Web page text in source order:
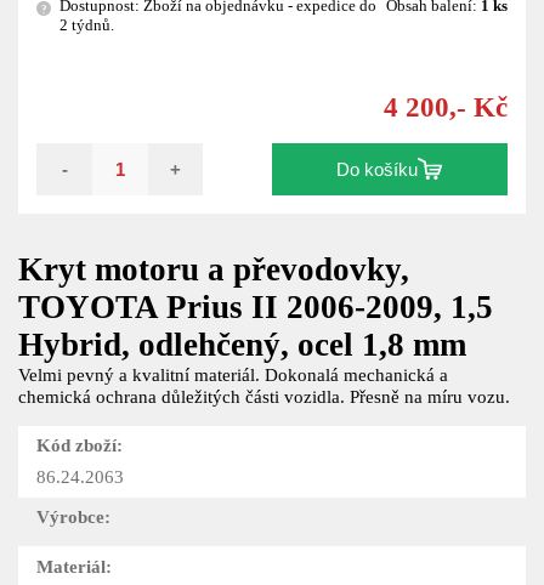
Kryt motoru a převodovky,
TOYOTA Prius II 2006-2009, 1,5
Hybrid, odlehčený, ocel 1,8 mm
Velmi pevný a kvalitní materiál. Dokonalá mechanická a
chemická ochrana důležitých části vozidla. Přesně na míru vozu.
Kód zboží:
86.24.2063
Výrobce:
Materiál:
?
Dostupnost: Zboží na objednávku - expedice do
2 týdnů.
Obsah balení: 1 ks
4 200,- Kč
- + Do košíku